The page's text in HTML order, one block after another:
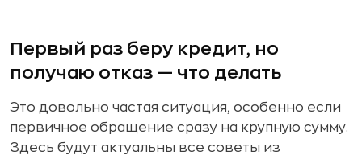
Первый раз беру кредит, но
получаю отказ — что делать
Это довольно частая ситуация, особенно если
первичное обращение сразу на крупную сумму.
Здесь будут актуальны все советы из